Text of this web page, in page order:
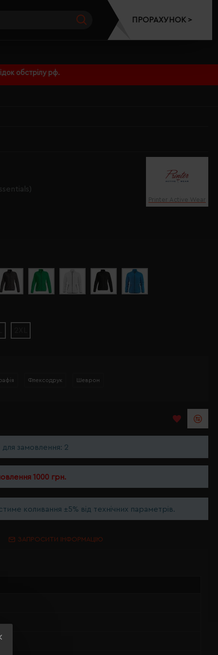
обстрілу рф.
ПРОРАХУНОК >
Printer Active Wear
Флексодрук Шеврон
для замовлення: 2
1000 грн.
коливання ±5% від технічних параметрів.
ЗАПРОСИТИ ІНФОРМАЦІЮ